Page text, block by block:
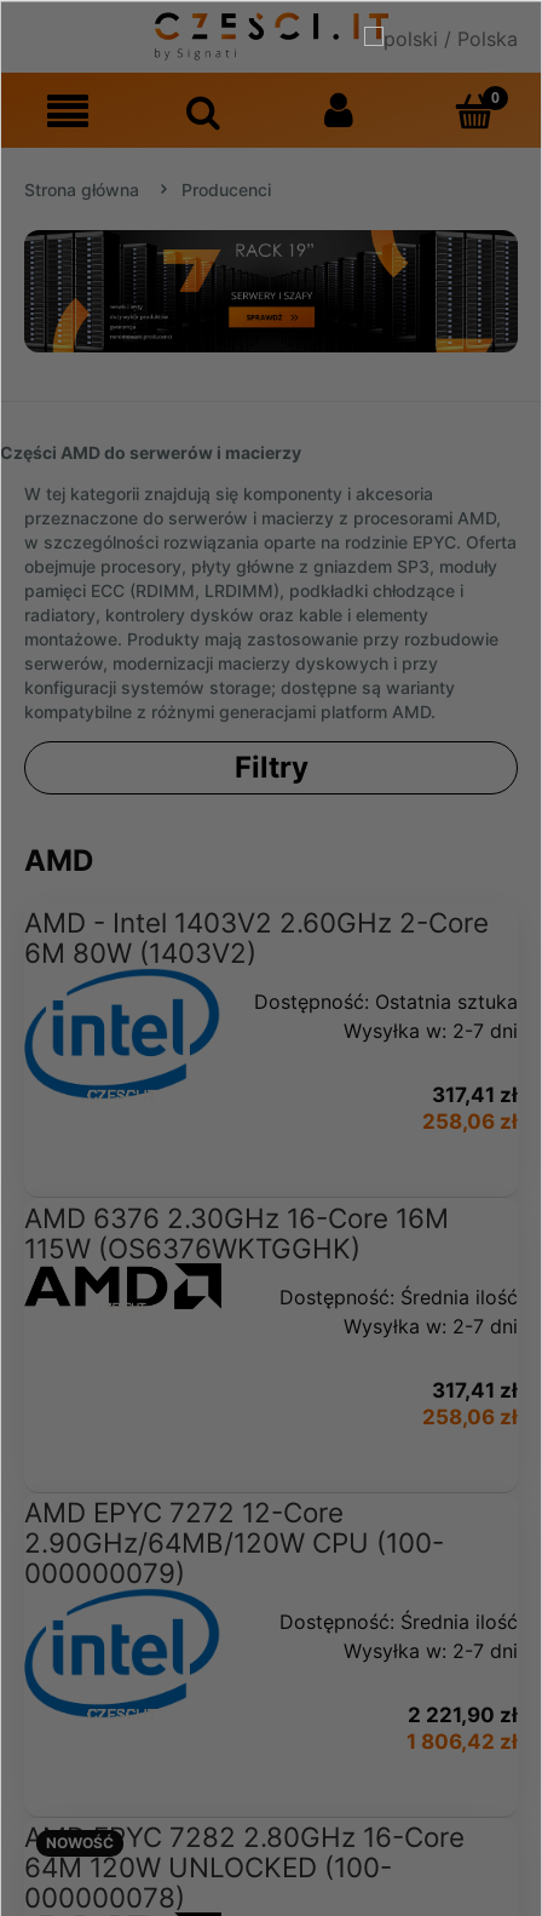
Strona główna Producenci
Części AMD do serwerów i macierzy
W tej kategorii znajdują się komponenty i akcesoria
przeznaczone do serwerów i macierzy z procesorami AMD,
w szczególności rozwiązania oparte na rodzinie EPYC. Oferta
obejmuje procesory, płyty główne z gniazdem SP3, moduły
pamięci ECC (RDIMM, LRDIMM), podkładki chłodzące i
radiatory, kontrolery dysków oraz kable i elementy
montażowe. Produkty mają zastosowanie przy rozbudowie
serwerów, modernizacji macierzy dyskowych i przy
konfiguracji systemów storage; dostępne są warianty
kompatybilne z różnymi generacjami platform AMD.
Filtry
AMD
AMD - Intel 1403V2 2.60GHz 2-Core
6M 80W (1403V2)
Dostępność: Ostatnia sztuka
Wysyłka w: 2-7 dni
317,41 zł
258,06 zł
AMD 6376 2.30GHz 16-Core 16M
115W (OS6376WKTGGHK)
Dostępność: Średnia ilość
Wysyłka w: 2-7 dni
317,41 zł
258,06 zł
AMD EPYC 7272 12-Core
2.90GHz/64MB/120W CPU (100-
000000079)
Dostępność: Średnia ilość
Wysyłka w: 2-7 dni
2 221,90 zł
1 806,42 zł
AMD EPYC 7282 2.80GHz 16-Core
64M 120W UNLOCKED (100-
000000078)
NOWOŚĆ